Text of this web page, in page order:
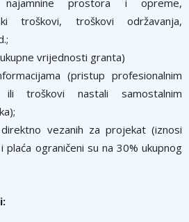
najamnine prostora i opreme,
troškovi, troškovi održavanja,
vrijednosti granta)
(pristup profesionalnim
ili troškovi nastali samostalnim
vezanih za projekat (iznosi
ograničeni su na 30% ukupnog